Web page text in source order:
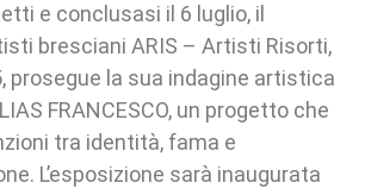
e conclusasi il 6 luglio, il
bresciani ARIS – Artisti Risorti,
prosegue la sua indagine artistica
FRANCESCO, un progetto che
tra identità, fama e
L’esposizione sarà inaugurata